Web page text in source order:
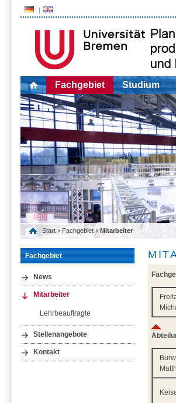
Fachgebiet Studium
Start › Fachgebiet › Mitarbeiter
Fachgebiet
News
Mitarbeiter
Lehrbeauftragte
Stellenangebote
Kontakt